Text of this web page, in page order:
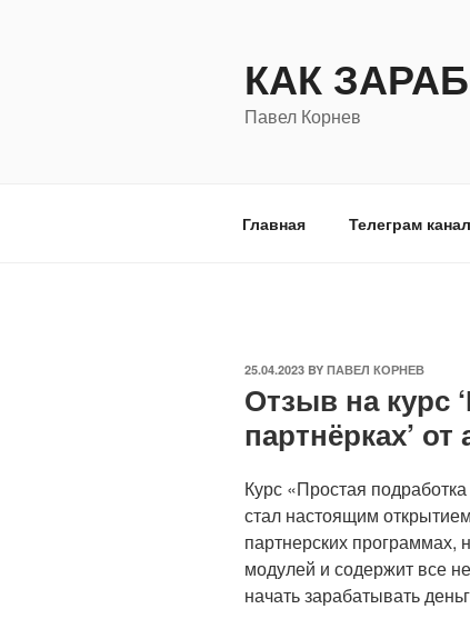
КАК
Павел Корнев
Главная Телеграм канал
POSTED
ON
25.04.2023 BY ПАВЕЛ КОРНЕВ
Отзыв на курс
партнёрках’
Курс «Простая
стал настоящим
партнерских программах,
модулей и содержит все
начать зарабатывать